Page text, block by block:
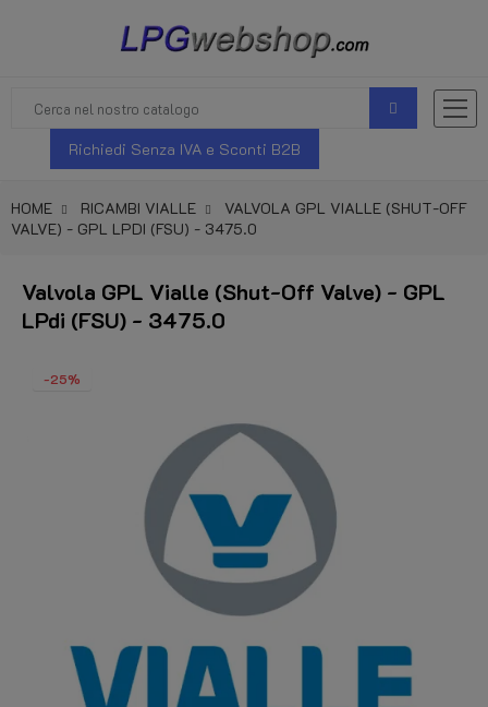
Richiedi Senza IVA e Sconti B2B
HOME RICAMBI VIALLE
VALVOLA GPL VIALLE (SHUT-OFF
VALVE) - GPL LPDI (FSU) - 3475.0
Valvola GPL Vialle (Shut-Off Valve) - GPL
LPdi (FSU) - 3475.0
-25%